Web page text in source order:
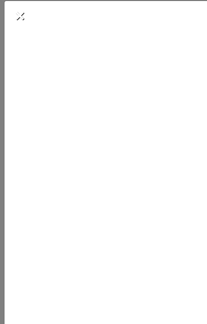
ویکتوریا و همچنین میز نهار خوری کوئین نیز می باشد.دقت در برش ها و منبت های به
با توجه به دقت در دوخت و همچنین دقت بسیار بالا در برش های قیمت پایه از جمله صندلی
×